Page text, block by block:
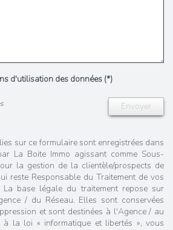
d'utilisation des données (*)
Envoyer
sur ce formulaire sont enregistrées dans
La Boite Immo agissant comme Sous-
la gestion de la clientèle/prospects de
reste Responsable du Traitement de vos
La base légale du traitement repose sur
/ du Réseau. Elles sont conservées
et sont destinées à l'Agence / au
à la loi « informatique et libertés », vous